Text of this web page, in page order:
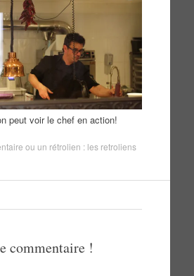
peut voir le chef en action!
ou un rétrolien : les retroliens
commentaire !